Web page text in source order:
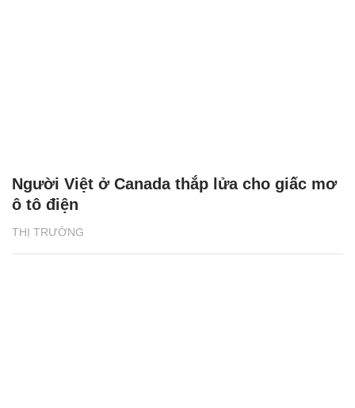
THỊ TRƯỜNG
Người Việt ở Canada thắp lửa cho giấc mơ
ô tô điện